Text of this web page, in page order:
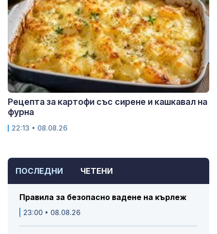
ПОСЛЕДНИ ЧЕТЕНИ
Правила за безопасно вадене на кърлеж
23:00 • 08.08.26
Рецепта за картофи със сирене и кашкавал на
фурна
22:13 • 08.08.26